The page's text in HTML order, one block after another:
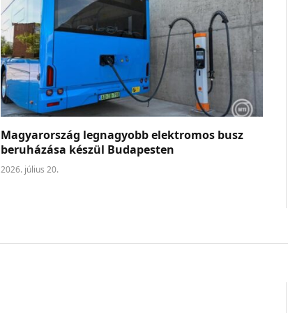
Magyarország legnagyobb elektromos busz
beruházása készül Budapesten
2026. július 20.